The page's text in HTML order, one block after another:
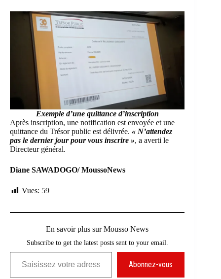
Exemple d’une quittance d’inscription
Après inscription, une notification est envoyée et une
quittance du Trésor public est délivrée. « N’attendez
pas le dernier jour pour vous inscrire », a averti le
Directeur général.
Diane SAWADOGO/ MoussoNews
Vues: 59
En savoir plus sur Mousso News
Subscribe to get the latest posts sent to your email.
Saisissez votre adresse e-mail…
Abonnez-vous